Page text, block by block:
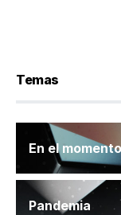
Temas
En el momento
Pandemia